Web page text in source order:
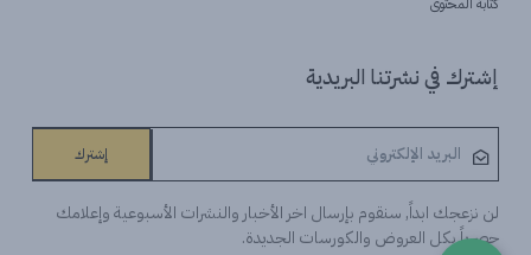
إشترك في نشرتنا البريدية
إشترك
لن نزعجك ابداً, سنقوم بإرسال اخر الأخبار والنشرات الأسبوعية وإعلامك
حصرياً بكل العروض والكورسات الجديدة.